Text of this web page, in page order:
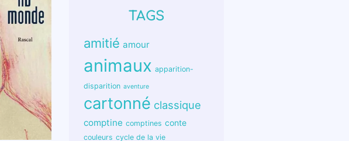
TAGS
amitié amour
animaux apparition-
disparition aventure
cartonné classique
comptine comptines conte
couleurs cycle de la vie